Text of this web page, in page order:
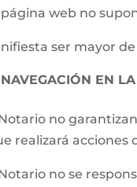
página web no
ser mayor
EN
Notario no
realizará
Notario no se